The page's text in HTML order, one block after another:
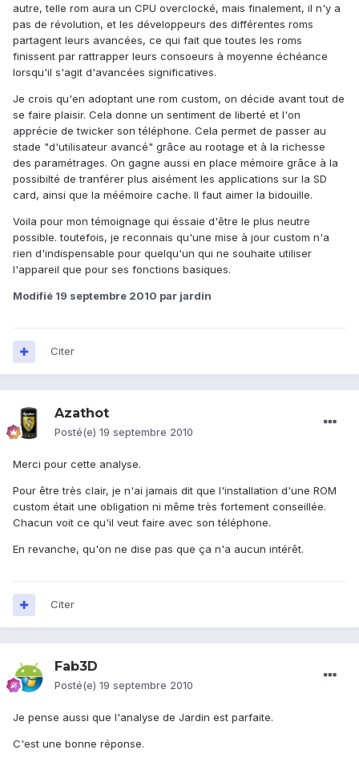
autre, telle rom aura un CPU overclocké, mais finalement, il n'y a
pas de révolution, et les développeurs des différentes roms
partagent leurs avancées, ce qui fait que toutes les roms
finissent par rattrapper leurs consoeurs à moyenne échéance
lorsqu'il s'agit d'avancées significatives.
Je crois qu'en adoptant une rom custom, on décide avant tout de
se faire plaisir. Cela donne un sentiment de liberté et l'on
apprécie de twicker son téléphone. Cela permet de passer au
stade "d'utilisateur avancé" grâce au rootage et à la richesse
des paramétrages. On gagne aussi en place mémoire grâce à la
possibilté de tranférer plus aisément les applications sur la SD
card, ainsi que la méémoire cache. Il faut aimer la bidouille.
Voila pour mon témoignage qui éssaie d'être le plus neutre
possible. toutefois, je reconnais qu'une mise à jour custom n'a
rien d'indispensable pour quelqu'un qui ne souhaite utiliser
l'appareil que pour ses fonctions basiques.
Modifié 19 septembre 2010 par jardin
Citer
Azathot
Posté(e) 19 septembre 2010
Merci pour cette analyse.
Pour être très clair, je n'ai jamais dit que l'installation d'une ROM
custom était une obligation ni même très fortement conseillée.
Chacun voit ce qu'il veut faire avec son téléphone.
En revanche, qu'on ne dise pas que ça n'a aucun intérêt.
Citer
Fab3D
Posté(e) 19 septembre 2010
Je pense aussi que l'analyse de Jardin est parfaite.
C'est une bonne réponse.